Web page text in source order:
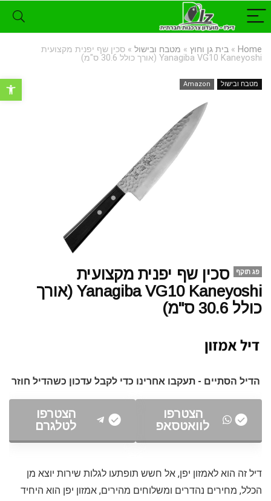
פתח
Home
» בית גן וחוץ » מטבח ובישול » סכין שף יפנית מקצועית
Yanagiba VG10 Kaneyoshi (אורך כולל 30.6 ס"מ)
מטבח ובישול Amazon
פג תוקף
סכין שף יפנית מקצועית
Yanagiba VG10 Kaneyoshi (אורך
כולל 30.6 ס"מ)
הדיל הסתיים - תעקבו אחרינו כדי לקבל עדכון כשהדיל חוזר
הצטרפו
לוואטסאפ
הצטרפו
לטלגרם
דיל זה הוא לאמזון יפן, אל חשש תופתעו לגלות שירות יוצא מן
הכלל, מחירים נהדרים ומשלוחים מהירים, אמזון יפן הוא היחיד